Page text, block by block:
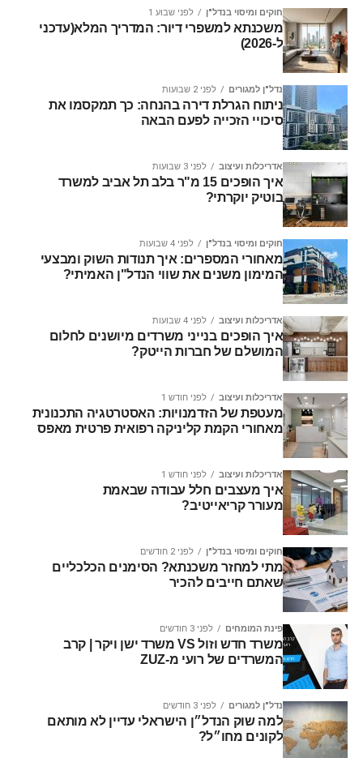
חוקים ומיסוי בנדל"ן לפני שבוע 1
משכנתא למשפרי דיור: המדריך המלא(עדכני
ל-2026)
נדל"ן למגורים לפני 2 שבועות
ניתוח הגרלת דירה בהנחה: כך תמקסמו את
סיכויי הזכייה לפעם הבאה
אדריכלות ועיצוב לפני 3 שבועות
איך הופכים 15 מ"ר בלב תל אביב למשרד
בוטיק יוקרתי?
חוקים ומיסוי בנדל"ן לפני 4 שבועות
מאחורי המספרים: איך תנודות השוק ומבצעי
המימון משנים את שווי הנדל"ן האמיתי?
אדריכלות ועיצוב לפני 4 שבועות
איך הופכים בנייני משרדים מיושנים לחלום
המושלם של חברות הייטק?
אדריכלות ועיצוב לפני חודש 1
מעטפת של הזדמנויות: האסטרטגיה התכנונית
מאחורי הקמת קליניקה רפואית פרטית מאפס
אדריכלות ועיצוב לפני חודש 1
איך מעצבים חלל עבודה שבאמת
מעורר קריאייטיב?
חוקים ומיסוי בנדל"ן לפני 2 חודשים
מתי למחזר משכנתא? הסימנים הכלכליים
שאתם חייבים להכיר
פינת המומחים לפני 3 חודשים
משרד חדש וזול VS משרד ישן ויקר | קרב
המשרדים של רועי מ-ZUZ
נדל"ן למגורים לפני 3 חודשים
למה שוק הנדל״ן הישראלי עדיין לא מותאם
לקונים מחו״ל?